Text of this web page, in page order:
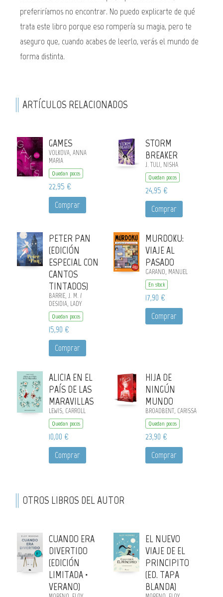
preferiríamos no encontrar. No puedo explicarte de qué
trata este libro porque eso rompería su magia, pero te
aseguro que, cuando acabes de leerlo, verás el mundo de
forma distinta.
ARTÍCULOS RELACIONADOS
GAMES
VOLKOVA, ANNA
MARIA
Quedan pocos
22,95 €
Comprar
STORM
BREAKER
J. TULI, NISHA
Quedan pocos
24,95 €
Comprar
PETER PAN
(EDICIÓN
ESPECIAL CON
CANTOS
TINTADOS)
BARRIE, J. M. /
DESIDIA, LADY
Quedan pocos
15,90 €
Comprar
MURDOKU:
VIAJE AL
PASADO
GARAND, MANUEL
En stock
17,90 €
Comprar
ALICIA EN EL
PAÍS DE LAS
MARAVILLAS
LEWIS, CARROLL
Quedan pocos
10,00 €
Comprar
HIJA DE
NINGÚN
MUNDO
BROADBENT, CARISSA
Quedan pocos
23,90 €
Comprar
OTROS LIBROS DEL AUTOR
CUANDO ERA
DIVERTIDO
(EDICIÓN
LIMITADA ·
VERANO)
EL NUEVO
VIAJE DE EL
PRINCIPITO
(ED. TAPA
BLANDA)